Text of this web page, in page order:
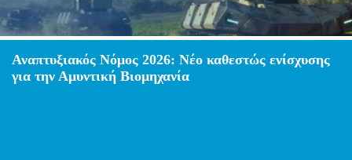
Αναπτυξιακός Νόμος 2026: Νέο καθεστώς ενίσχυσης
για την Αμυντική Βιομηχανία